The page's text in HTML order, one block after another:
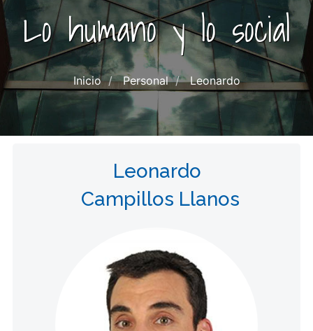
Lo humano y lo social
Inicio Personal Leonardo
Leonardo
Campillos Llanos